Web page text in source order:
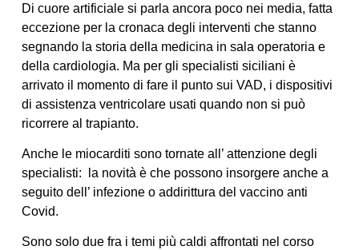
Di cuore artificiale si parla ancora poco nei media, fatta
eccezione per la cronaca degli interventi che stanno
segnando la storia della medicina in sala operatoria e
della cardiologia. Ma per gli specialisti siciliani è
arrivato il momento di fare il punto sui VAD, i dispositivi
di assistenza ventricolare usati quando non si può
ricorrere al trapianto.
Anche le miocarditi sono tornate all’ attenzione degli
specialisti: la novità è che possono insorgere anche a
seguito dell’ infezione o addirittura del vaccino anti
Covid.
Sono solo due fra i temi più caldi affrontati nel corso